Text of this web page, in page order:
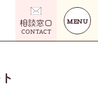
相談窓口
CONTACT
MENU